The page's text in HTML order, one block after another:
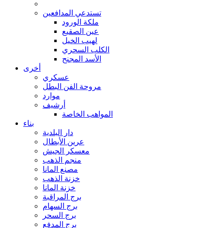
تستدعي المدافعين
ملكة الورود
عين الصقيع
لهيب الخيل
الكلب السحري
الأسد المجنح
أخرى
عسكري
مروحة الفن البطل
موارد
أرشيف
المواهب الخاصة
بناء
دار البلدية
عرين الأبطال
معسكر الجيش
منجم الذهب
مصنع المانا
خزنة الذهب
خزنة المانا
برج المراقبة
برج السهام
برج السحر
برج المدفع